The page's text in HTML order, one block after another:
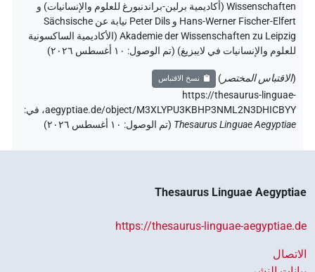
Wissenschaften (أكاديمية برلين-براندنبورغ للعلوم والإنسانيات) و
Hans-Werner Fischer-Elfert و Peter Dils نيابة عن Sächsische
Akademie der Wissenschaften zu Leipzig (الأكاديمية الساكسونية
للعلوم والإنسانيات في لايبزيغ) (تم الوصول: ١٠ أغسطس ٢٠٢٦ )
(الاقتباس المختصر ) نسخ الاقتباس
https://thesaurus-linguae-
aegyptiae.de/object/M3XLYPU3KBHP3NML2N3DHICBYY، في:
Thesaurus Linguae Aegyptiae
(تم الوصول: ١٠ أغسطس ٢٠٢٦ )
Thesaurus Linguae Aegyptiae
https://thesaurus-linguae-aegyptiae.de
الاتصال